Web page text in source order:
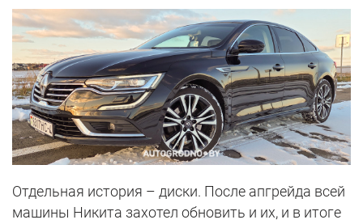
Отдельная история – диски. После апгрейда всей
машины Никита захотел обновить и их, и в итоге